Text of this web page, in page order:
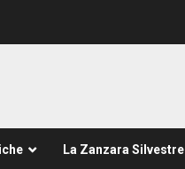
La Zanzara Silvestre